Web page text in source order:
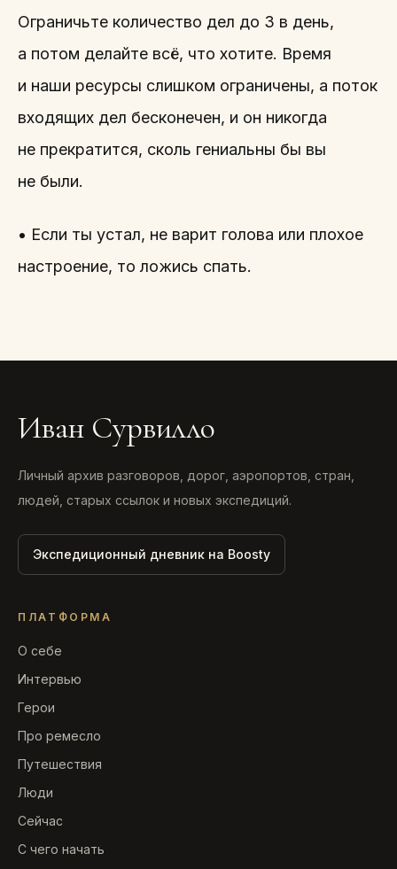
Ограничьте количество дел до 3 в день,
а потом делайте всё, что хотите. Время
и наши ресурсы слишком ограничены, а поток
входящих дел бесконечен, и он никогда
не прекратится, сколь гениальны бы вы
не были.
• Если ты устал, не варит голова или плохое
настроение, то ложись спать.
Иван Сурвилло
Личный архив разговоров, дорог, аэропортов, стран,
людей, старых ссылок и новых экспедиций.
Экспедиционный дневник на Boosty
ПЛАТФОРМА
О себе
Интервью
Герои
Про ремесло
Путешествия
Люди
Сейчас
С чего начать